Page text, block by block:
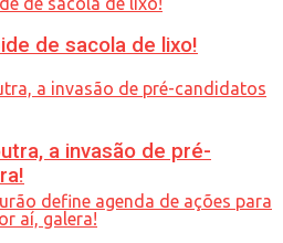
de sacola de lixo!
a invasão de pré-